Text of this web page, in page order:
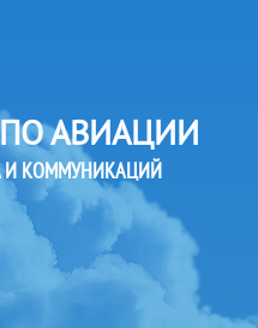
АВИАЦИИ
И КОММУНИКАЦИЙ